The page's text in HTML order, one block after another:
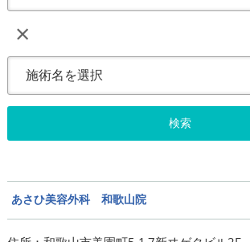
×
検索
あさひ美容外科 和歌山院